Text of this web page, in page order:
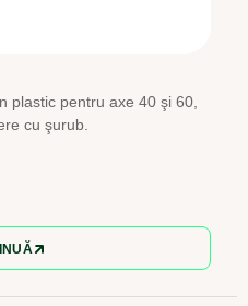
plastic pentru axe 40 şi 60,
cu şurub.